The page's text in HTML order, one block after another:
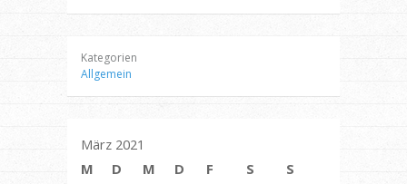
Kategorien
Allgemein
März 2021
M
D M D F S S